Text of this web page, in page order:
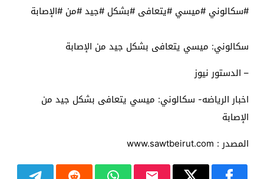
#سكالوني #ميسي #يتعافى #بشكل #جيد #من #الإصابة
سكالوني: ميسي يتعافى بشكل جيد من الإصابة
– الدستور نيوز
اخبار الرياضه- سكالوني: ميسي يتعافى بشكل جيد من
الإصابة
المصدر : www.sawtbeirut.com